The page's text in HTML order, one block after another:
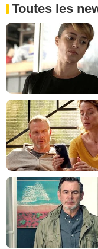
Toutes les